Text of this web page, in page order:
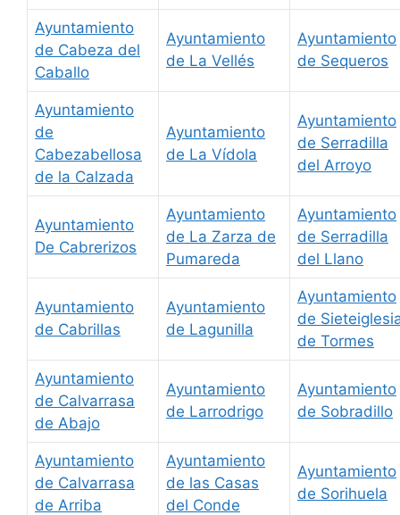
Ayuntamiento
de Cabeza del
Caballo
Ayuntamiento
de La Vellés
Ayuntamiento
de Sequeros
Ayuntamiento
de
Cabezabellosa
de la Calzada
Ayuntamiento
de La Vídola
Ayuntamiento
de Serradilla
del Arroyo
Ayuntamiento
De Cabrerizos
Ayuntamiento
de La Zarza de
Pumareda
Ayuntamiento
de Serradilla
del Llano
Ayuntamiento
de Cabrillas
Ayuntamiento
de Lagunilla
Ayuntamiento
de
de Tormes
Ayuntamiento
de Calvarrasa
de Abajo
Ayuntamiento
de Larrodrigo
Ayuntamiento
de Sobradillo
Ayuntamiento
de Calvarrasa
de Arriba
Ayuntamiento
de las Casas
del Conde
Ayuntamiento
de Sorihuela